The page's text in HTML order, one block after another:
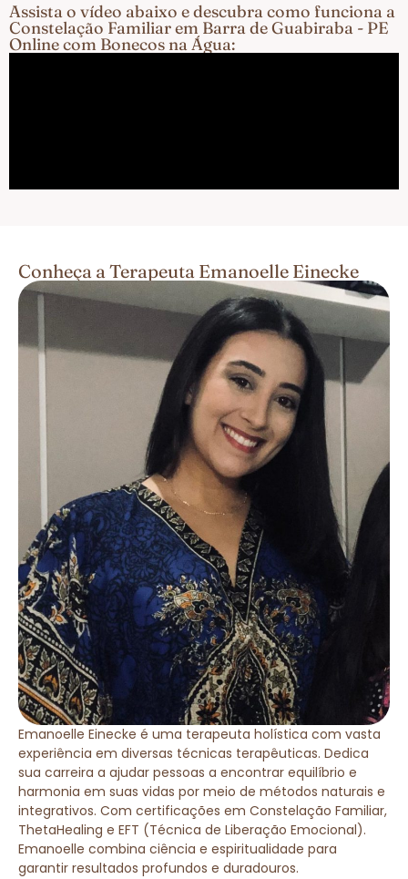
Assista o vídeo abaixo e descubra como funciona a
Constelação Familiar em Barra de Guabiraba - PE
Online com Bonecos na Água:
Conheça a Terapeuta Emanoelle Einecke
Emanoelle Einecke é uma terapeuta holística com vasta
experiência em diversas técnicas terapêuticas. Dedica
sua carreira a ajudar pessoas a encontrar equilíbrio e
harmonia em suas vidas por meio de métodos naturais e
integrativos. Com certificações em Constelação Familiar,
ThetaHealing e EFT (Técnica de Liberação Emocional).
Emanoelle combina ciência e espiritualidade para
garantir resultados profundos e duradouros.